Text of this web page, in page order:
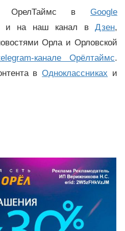
ОрелТаймс в Google
и на наш канал вДзен,
Орла и Орловской
канале Орёлтаймс.
вОдноклассниках и